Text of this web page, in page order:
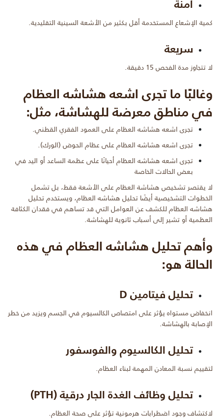
آمنة
كمية الإشعاع المستخدمة أقل بكثير من الأشعة السينية التقليدية.
سريعة
لا تتجاوز مدة الفحص 15 دقيقة.
وغالبًا ما تجرى اشعه هشاشه العظام
في مناطق معرضة للهشاشة، مثل:
تجرى اشعه هشاشه العظام على العمود الفقري القطني.
تجرى اشعه هشاشه العظام على عظام الحوض (الورك).
تجرى اشعه هشاشه العظام أحيانًا على عظمة الساعد أو اليد في
بعض الحالات الخاصة
لا يقتصر تشخيص هشاشة العظام على الأشعة فقط، بل تشمل
الخطوات التشخيصية أيضًا تحليل هشاشه العظام، ويستخدم تحليل
هشاشه العظام للكشف عن العوامل التي قد تساهم في فقدان الكثافة
العظمية أو تشير إلى أسباب ثانوية للهشاشة.
وأهم تحليل هشاشه العظام في هذه
الحالة هو:
تحليل فيتامين D
انخفاض مستواه يؤثر على امتصاص الكالسيوم في الجسم ويزيد من خطر
الإصابة بالهشاشة.
تحليل الكالسيوم والفوسفور
لتقييم نسبة المعادن المهمة لبناء العظام.
تحليل وظائف الغدة الجار درقية (PTH)
لاكتشاف وجود اضطرابات هرمونية تؤثر على صحة العظام.